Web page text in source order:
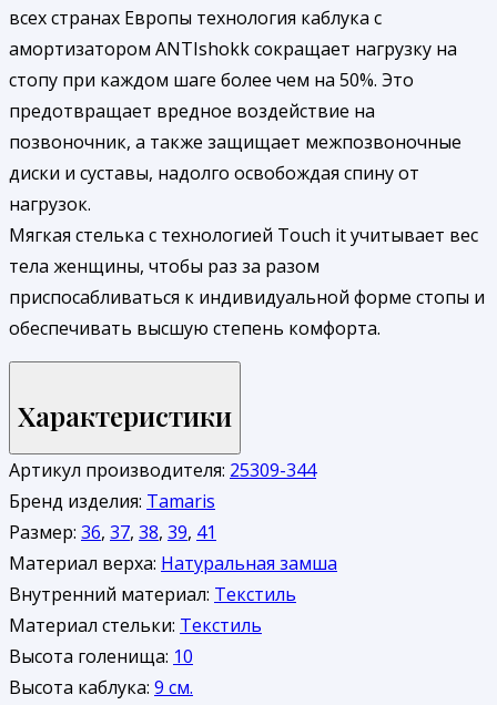
всех странах Европы технология каблука с
амортизатором ANTIshokk сокращает нагрузку на
стопу при каждом шаге более чем на 50%. Это
предотвращает вредное воздействие на
позвоночник, а также защищает межпозвоночные
диски и суставы, надолго освобождая спину от
нагрузок.
Мягкая стелька с технологией Touch it учитывает вес
тела женщины, чтобы раз за разом
приспосабливаться к индивидуальной форме стопы и
обеспечивать высшую степень комфорта.
Характеристики
Артикул производителя: 25309-344
Бренд изделия: Tamaris
Размер: 36, 37, 38, 39, 41
Материал верха: Натуральная замша
Внутренний материал: Текстиль
Материал стельки: Текстиль
Высота голенища: 10
Высота каблука: 9 см.